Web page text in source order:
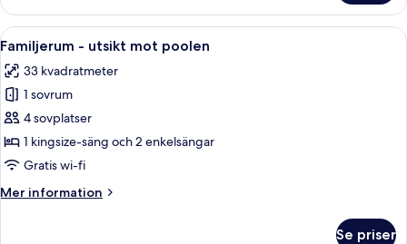
-
utsikt
mot
poolen
bottenvåning
Öppna
alla
foton
för
Familjerum
-
utsikt
poolen
Ett hotellrum med en stor säng, ett
3
Familjerum - utsikt mot poolen
33 kvadratmeter
1 sovrum
4 sovplatser
1 kingsize-säng och 2 enkelsängar
Gratis wi-fi
Mer information
Mer
Se priser